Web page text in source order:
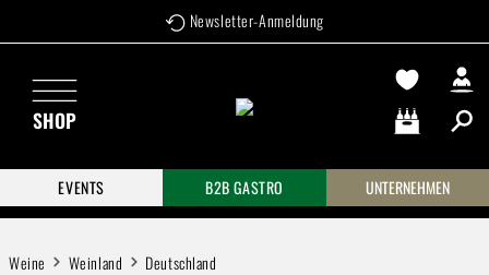
Zum Hauptinhalt springen Newsletter-Anmeldung
SHOP
Warenkorb
EVENTS
B2B GASTRO UNTERNEHMEN
Weine Weinland Deutschland